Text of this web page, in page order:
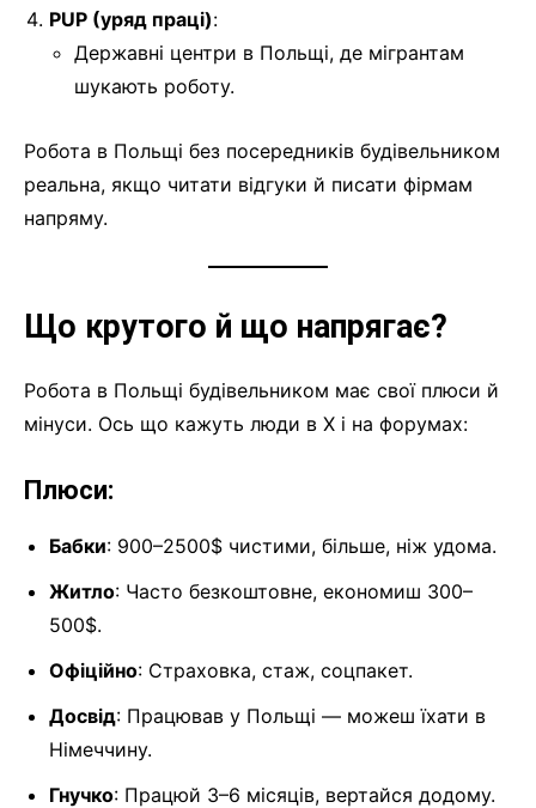
PUP (уряд праці):
Державні центри в Польщі, де мігрантам
шукають роботу.
Робота в Польщі без посередників будівельником
реальна, якщо читати відгуки й писати фірмам
напряму.
Що крутого й що напрягає?
Робота в Польщі будівельником має свої плюси й
мінуси. Ось що кажуть люди в X і на форумах:
Плюси:
Бабки: 900–2500$ чистими, більше, ніж удома.
Житло: Часто безкоштовне, економиш 300–
500$.
Офіційно: Страховка, стаж, соцпакет.
Досвід: Працював у Польщі — можеш їхати в
Німеччину.
Гнучко: Працюй 3–6 місяців, вертайся додому.